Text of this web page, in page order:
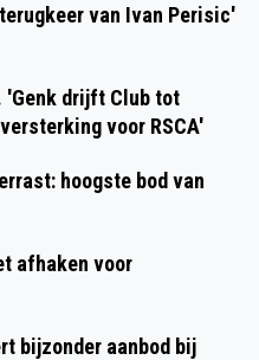
van Ivan Perisic'
'Genk drijft Club tot
voor RSCA'
hoogste bod van
afhaken voor
bijzonder aanbod bij